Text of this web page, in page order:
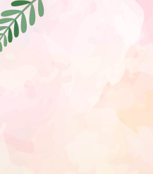
移至網頁之主要內容區位置